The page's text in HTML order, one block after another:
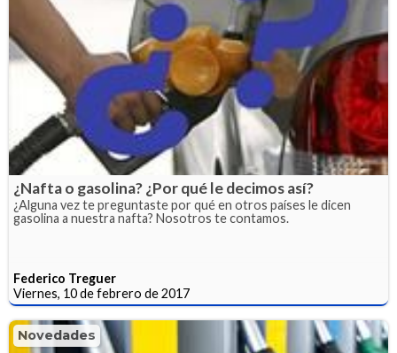
¿Nafta o gasolina? ¿Por qué le decimos así?
¿Alguna vez te preguntaste por qué en otros países le dicen
gasolina a nuestra nafta? Nosotros te contamos.
Federico Treguer
Viernes, 10 de febrero de 2017
Novedades